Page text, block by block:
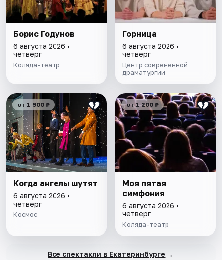
Борис Годунов
6 августа 2026 •
четверг
Коляда-театр
Горница
6 августа 2026 •
четверг
Центр современной
драматургии
от 1 900 ₽
Когда ангелы шутят
6 августа 2026 •
четверг
Космос
от 1 200 ₽
Моя пятая
симфония
6 августа 2026 •
четверг
Коляда-театр
Все спектакли в Екатеринбурге →